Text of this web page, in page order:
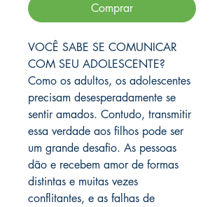
Comprar
VOCÊ SABE SE COMUNICAR
COM SEU ADOLESCENTE?
Como os adultos, os adolescentes
precisam desesperadamente se
sentir amados. Contudo, transmitir
essa verdade aos filhos pode ser
um grande desafio. As pessoas
dão e recebem amor de formas
distintas e muitas vezes
conflitantes, e as falhas de